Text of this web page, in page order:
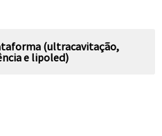
(ultracavitação,
e lipoled)